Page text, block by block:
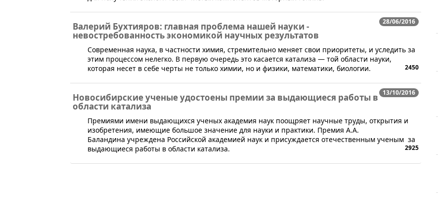
28/06/2016
Валерий Бухтияров: главная проблема нашей науки -
невостребованность экономикой научных результатов
Современная наука, в частности химия, стремительно меняет свои приоритеты, и уследить за
этим процессом нелегко. В первую очередь это касается катализа — той области науки,
которая несет в себе черты не только химии, но и физики, математики, биологии.
2450
13/10/2016
Новосибирские ученые удостоены премии за выдающиеся работы в
области катализа
Премиями имени выдающихся ученых академия наук поощряет научные труды, открытия и
изобретения, имеющие большое значение для науки и практики. ​Премия А.А.
Баландина учреждена Российской академией наук и присуждается отечественным ученым за
выдающиеся работы в области катализа.
2925